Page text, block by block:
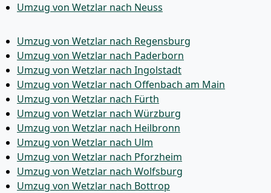
Umzug von Wetzlar nach Neuss
Umzug von Wetzlar nach Regensburg
Umzug von Wetzlar nach Paderborn
Umzug von Wetzlar nach Ingolstadt
Umzug von Wetzlar nach Offenbach am Main
Umzug von Wetzlar nach Fürth
Umzug von Wetzlar nach Würzburg
Umzug von Wetzlar nach Heilbronn
Umzug von Wetzlar nach Ulm
Umzug von Wetzlar nach Pforzheim
Umzug von Wetzlar nach Wolfsburg
Umzug von Wetzlar nach Bottrop